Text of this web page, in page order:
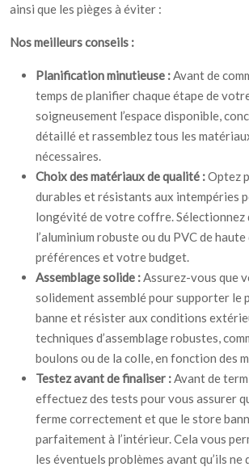
ainsi que les pièges à éviter :
Nos meilleurs conseils :
Planification minutieuse :Avant de
temps de planifier chaque étape de
soigneusement l’espace disponible,
détaillé et rassemblez tous les
nécessaires.
Choix des matériaux de qualité :Optez
durables et résistants aux intempéries
longévité de votre coffre. Sélectionnez
l’aluminium robuste ou du PVC de
préférences et votre budget.
Assemblage solide :Assurez-vous que
solidement assemblé pour supporter le
banne et résister aux conditions
techniques d’assemblage robustes,
boulons ou de la colle, en fonction des
Testez avant de finaliser :Avant de
effectuez des tests pour vous assurer
ferme correctement et que le store
parfaitement à l’intérieur. Cela vous
les éventuels problèmes avant qu’ils ne